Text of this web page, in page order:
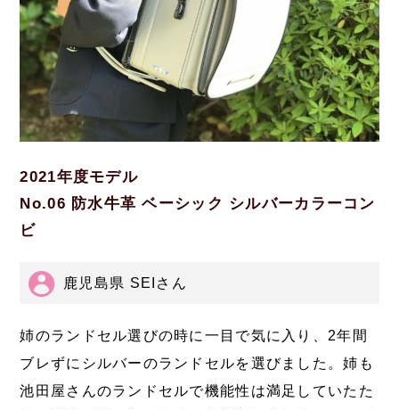
2021年度モデル
No.06 防水牛革 ベーシック シルバーカラーコン
ビ
鹿児島県 SEIさん
姉のランドセル選びの時に一目で気に入り、2年間
ブレずにシルバーのランドセルを選びました。姉も
池田屋さんのランドセルで機能性は満足していたた